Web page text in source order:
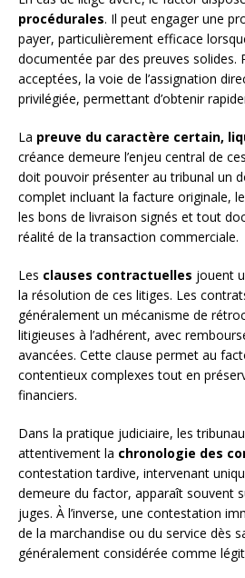
procédurales. Il peut engager une
payer, particulièrement efficace
documentée par des preuves solides.
acceptées, la voie de l’assignation
privilégiée, permettant d’obtenir
La preuve du caractère certain,
créance demeure l’enjeu central de
doit pouvoir présenter au tribunal un
complet incluant la facture originale,
les bons de livraison signés et tout
réalité de la transaction commerciale.
Les clauses contractuelles jouent
la résolution de ces litiges. Les
généralement un mécanisme de
litigieuses à l’adhérent, avec
avancées. Cette clause permet au
contentieux complexes tout en
financiers.
Dans la pratique judiciaire, les
attentivement la chronologie des
contestation tardive, intervenant
demeure du factor, apparaît souvent
juges. À l’inverse, une contestation
de la marchandise ou du service dès
généralement considérée comme